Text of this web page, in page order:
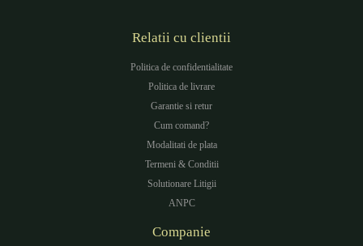
Relatii cu clientii
Politica de confidentialitate
Politica de livrare
Garantie si retur
Cum comand?
Modalitati de plata
Termeni & Conditii
Solutionare Litigii
ANPC
Companie